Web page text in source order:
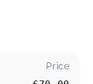
Price